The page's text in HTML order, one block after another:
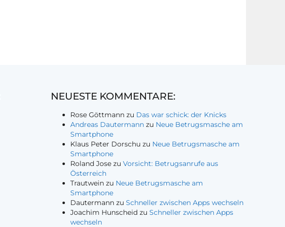
NEUESTE KOMMENTARE:
Rose Göttmann zu Das war schick: der Knicks
Andreas Dautermann zu Neue Betrugsmasche am
Smartphone
Klaus Peter Dorschu zu Neue Betrugsmasche am
Smartphone
Roland Jose zuVorsicht: Betrugsanrufe aus
Österreich
Trautwein zu Neue Betrugsmasche am
Smartphone
Dautermann zuSchneller zwischen Apps wechseln
Joachim Hunscheid zuSchneller zwischen Apps
wechseln